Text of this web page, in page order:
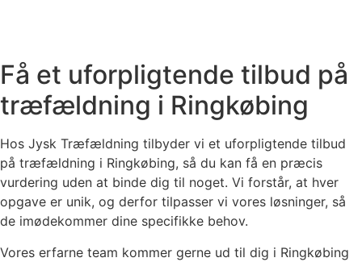
Få et uforpligtende tilbud på
træfældning i Ringkøbing
Hos Jysk Træfældning tilbyder vi et uforpligtende tilbud
på træfældning i Ringkøbing, så du kan få en præcis
vurdering uden at binde dig til noget. Vi forstår, at hver
opgave er unik, og derfor tilpasser vi vores løsninger, så
de imødekommer dine specifikke behov.
Vores erfarne team kommer gerne ud til dig i Ringkøbing